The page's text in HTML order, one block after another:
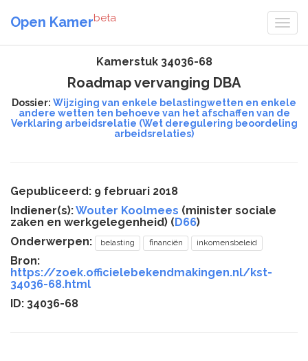
Open Kamerbeta
Kamerstuk 34036-68
Roadmap vervanging DBA
Dossier: Wijziging van enkele belastingwetten en enkele
andere wetten ten behoeve van het afschaffen van de
Verklaring arbeidsrelatie (Wet deregulering beoordeling
arbeidsrelaties)
Gepubliceerd: 9 februari 2018
Indiener(s):Wouter Koolmees (minister sociale
zaken en werkgelegenheid) (D66)
Onderwerpen:
belasting financiën inkomensbeleid
Bron:
https://zoek.officielebekendmakingen.nl/kst-
34036-68.html
ID: 34036-68